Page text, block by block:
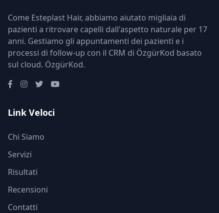
Come Esteplast Hair, abbiamo aiutato migliaia di
pazienti a ritrovare capelli dall'aspetto naturale per 17
anni. Gestiamo gli appuntamenti dei pazienti e i
processi di follow-up con il CRM di ÖzgürKod basato
sul cloud. ÖzgürKod.
Link Veloci
Chi Siamo
Servizi
Risultati
Recensioni
Contatti